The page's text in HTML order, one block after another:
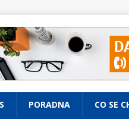
PORADNA CO SE